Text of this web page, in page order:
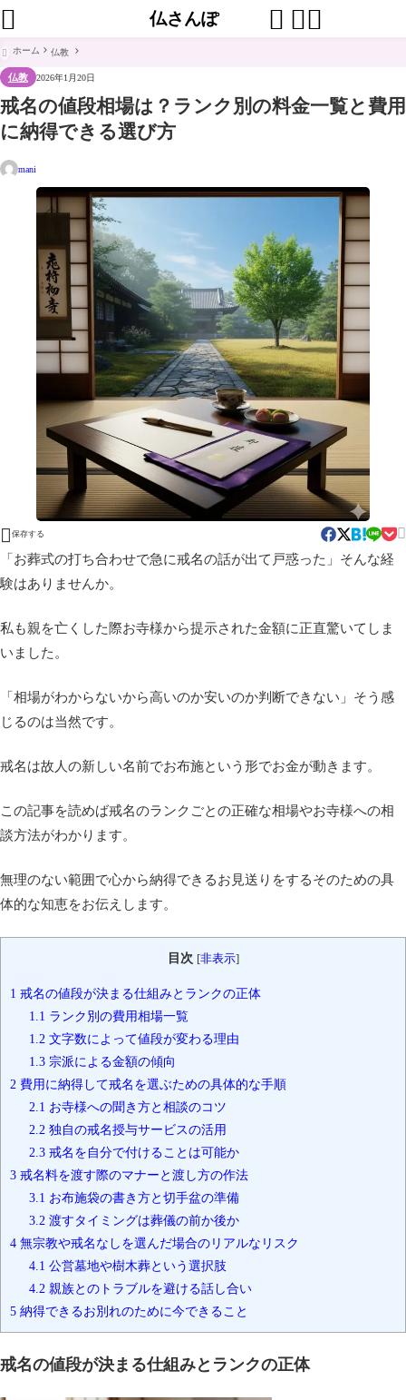
仏さんぽ  

 ホーム 仏教
仏教 2026年1月20日
戒名の値段相場は？ランク別の料金一覧と費用
に納得できる選び方
mani
 保存する 
「お葬式の打ち合わせで急に戒名の話が出て戸惑った」そんな経
験はありませんか。
私も親を亡くした際お寺様から提示された金額に正直驚いてしま
いました。
「相場がわからないから高いのか安いのか判断できない」そう感
じるのは当然です。
戒名は故人の新しい名前でお布施という形でお金が動きます。
この記事を読めば戒名のランクごとの正確な相場やお寺様への相
談方法がわかります。
無理のない範囲で心から納得できるお見送りをするそのための具
体的な知恵をお伝えします。
目次 [非表示]
1 戒名の値段が決まる仕組みとランクの正体
1.1 ランク別の費用相場一覧
1.2 文字数によって値段が変わる理由
1.3 宗派による金額の傾向
2 費用に納得して戒名を選ぶための具体的な手順
2.1 お寺様への聞き方と相談のコツ
2.2 独自の戒名授与サービスの活用
2.3 戒名を自分で付けることは可能か
3 戒名料を渡す際のマナーと渡し方の作法
3.1 お布施袋の書き方と切手盆の準備
3.2 渡すタイミングは葬儀の前か後か
4 無宗教や戒名なしを選んだ場合のリアルなリスク
4.1 公営墓地や樹木葬という選択肢
4.2 親族とのトラブルを避ける話し合い
5 納得できるお別れのために今できること
戒名の値段が決まる仕組みとランクの正体